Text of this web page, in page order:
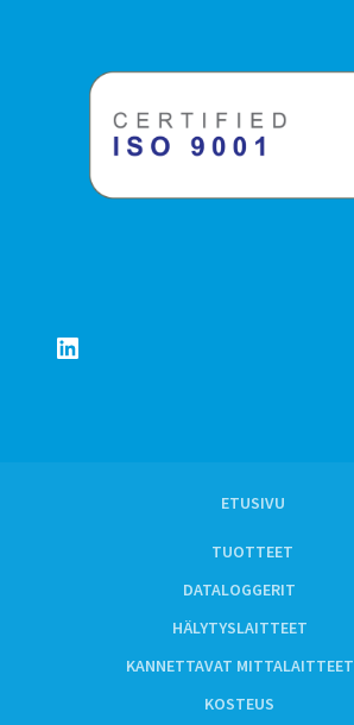
LinkedIn
ETUSIVU
TUOTTEET
DATALOGGERIT
HÄLYTYSLAITTEET
KANNETTAVAT MITTALAITTEET
KOSTEUS